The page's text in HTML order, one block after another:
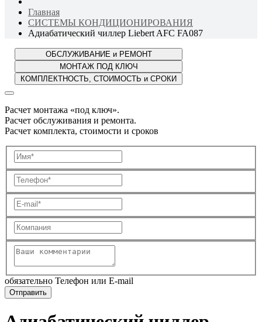
Главная
СИСТЕМЫ КОНДИЦИОНИРОВАНИЯ
Адиабатический чиллер Liebert AFC FA087
Расчет монтажа «под ключ».
Расчет обслуживания и ремонта.
Расчет комплекта, стоимости и сроков
обязательно Телефон или E-mail